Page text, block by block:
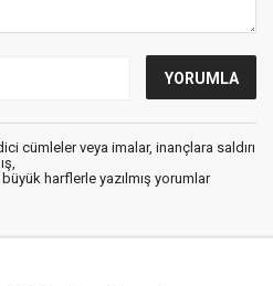
cümleler veya imalar, inançlara saldırı
harflerle yazılmış yorumlar